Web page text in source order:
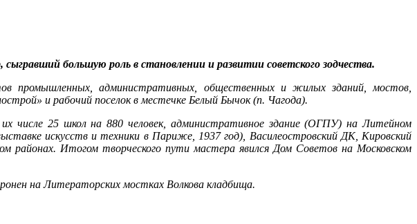
большую роль в становлении и развитии советского зодчества.
промышленных, административных, общественных и жилых зданий, мостов,
и рабочий поселок в местечке Белый Бычок (п. Чагода).
числе 25 школ на 880 человек, административное здание (ОГПУ) на Литейном
искусств и техники в Париже, 1937 год), Василеостровский ДК, Кировский
Итогом творческого пути мастера явился Дом Советов на Московском
на Литераторских мостках Волкова кладбища.